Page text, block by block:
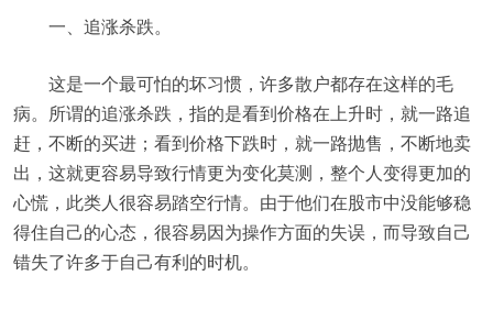
一、追涨杀跌。
这是一个最可怕的坏习惯，许多散户都存在这样的毛
病。所谓的追涨杀跌，指的是看到价格在上升时，就一路追
赶，不断的买进；看到价格下跌时，就一路抛售，不断地卖
出，这就更容易导致行情更为变化莫测，整个人变得更加的
心慌，此类人很容易踏空行情。由于他们在股市中没能够稳
得住自己的心态，很容易因为操作方面的失误，而导致自己
错失了许多于自己有利的时机。